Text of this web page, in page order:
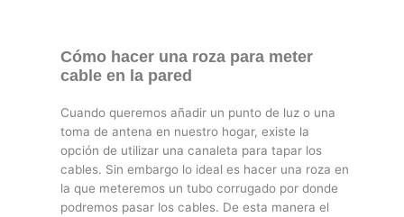
Cómo hacer una roza para meter
cable en la pared
Cuando queremos añadir un punto de luz o una
toma de antena en nuestro hogar, existe la
opción de utilizar una canaleta para tapar los
cables. Sin embargo lo ideal es hacer una roza en
la que meteremos un tubo corrugado por donde
podremos pasar los cables. De esta manera el